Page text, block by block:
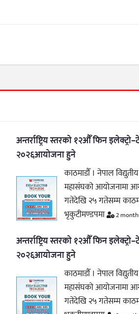
अन्तर्राष्ट्रिय स्तरको १२औँ फिन
२०२६आयोजना हुने
काठमाडौँ । नेपाल
महासंघको आयोजनामा
गतेदेखि २५ गतेसम्म
भृकुटीमण्डपमा
2
अन्तर्राष्ट्रिय स्तरको १२औँ फिन
२०२६आयोजना हुने
काठमाडौँ । नेपाल
महासंघको आयोजनामा
गतेदेखि २५ गतेसम्म